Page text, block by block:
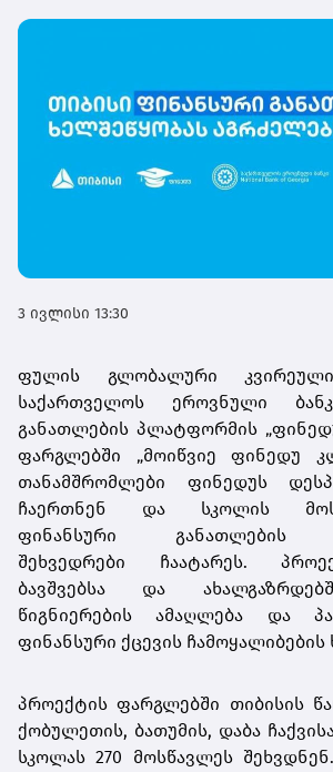
3 ივლისი 13:30
ფულის გლობალური
საქართველოს
ეროვნული
განათლების პლატფორმის „
ფარგლებში
„მოიწვიე ფინედუ
თანამშრომლები
ფინედუს
ჩაერთნენ
და სკოლის
ფინანსური
განათლების
შეხვედრები
ჩაატარეს.
ბავშვებსა
და
წიგნიერების
ამაღლება და
ფინანსური ქცევის ჩამოყალიბების
პროექტის ფარგლებში თიბისის
ქობულეთის, ბათუმის, დაბა
სკოლას 270 მოსწავლეს შეხვდნენ.